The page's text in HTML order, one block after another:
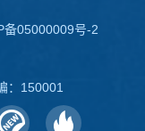
备05000009号-2
：150001